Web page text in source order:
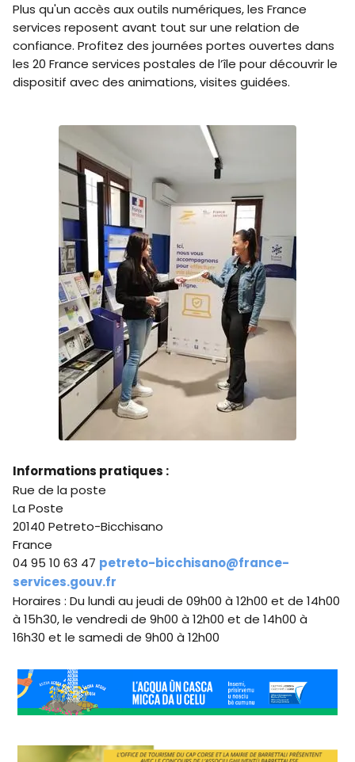
Plus qu'un accès aux outils numériques, les France
services reposent avant tout sur une relation de
confiance. Profitez des journées portes ouvertes dans
les 20 France services postales de l’île pour découvrir le
dispositif avec des animations, visites guidées.
Informations pratiques :
Rue de la poste
La Poste
20140 Petreto-Bicchisano
France
04 95 10 63 47 petreto-bicchisano@france-
services.gouv.fr
Horaires : Du lundi au jeudi de 09h00 à 12h00 et de 14h00
à 15h30, le vendredi de 9h00 à 12h00 et de 14h00 à
16h30 et le samedi de 9h00 à 12h00